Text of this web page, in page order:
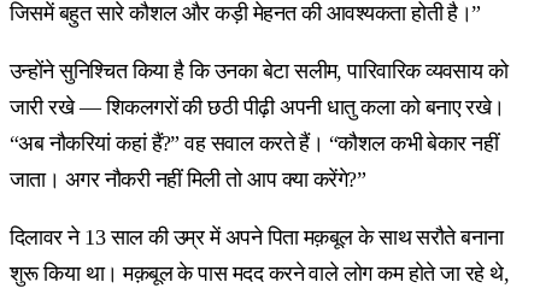
जिसमें बहुत सारे कौशल और कड़ी मेहनत की आवश्यकता होती है।”
उन्होंने सुनिश्चित किया है कि उनका बेटा सलीम, पारिवारिक व्यवसाय को
जारी रखे — शिकलगरों की छठी पीढ़ी अपनी धातु कला को बनाए रखे।
“अब नौकरियां कहां हैं?” वह सवाल करते हैं। “कौशल कभी बेकार नहीं
जाता। अगर नौकरी नहीं मिली तो आप क्या करेंगे?”
दिलावर ने 13 साल की उम्र में अपने पिता मक़बूल के साथ सरौते बनाना
शुरू किया था। मक़बूल के पास मदद करने वाले लोग कम होते जा रहे थे,